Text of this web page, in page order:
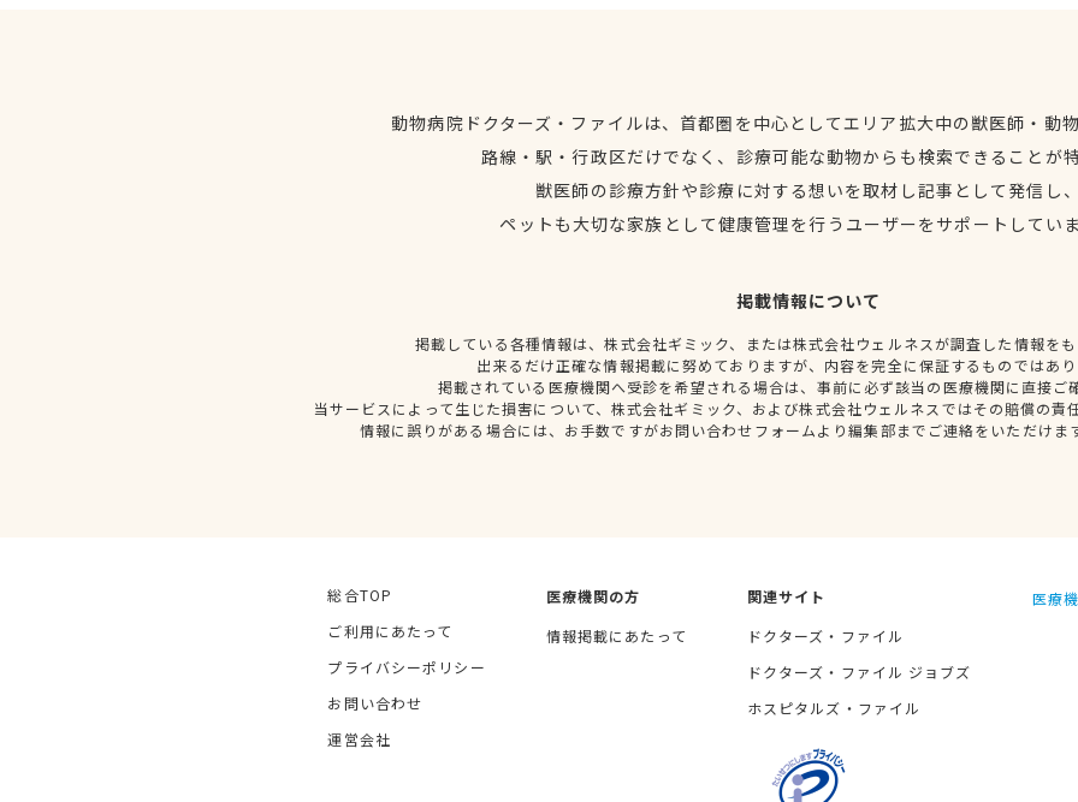
動物病院ドクターズ・ファイルは、首都圏を中心としてエリア拡大中の獣医師・動
路線・駅・行政区だけでなく、診療可能な動物からも検索できることが
獣医師の診療方針や診療に対する想いを取材し記事として発信し
ペットも大切な家族として健康管理を行うユーザーをサポートしてい
掲載情報について
掲載している各種情報は、株式会社ギミック、または株式会社ウェルネスが調査した情報を
出来るだけ正確な情報掲載に努めておりますが、内容を完全に保証するものではあ
掲載されている医療機関へ受診を希望される場合は、事前に必ず該当の医療機関に直接ご
当サービスによって生じた損害について、株式会社ギミック、および株式会社ウェルネスではその賠償の責
情報に誤りがある場合には、お手数ですがお問い合わせフォームより編集部までご連絡をいただけま
総合TOP
ご利用にあたって
プライバシーポリシー
お問い合わせ
運営会社
医療機関の方
情報掲載にあたって
関連サイト
ドクターズ・ファイル
ドクターズ・ファイル ジョブズ
ホスピタルズ・ファイル
医療